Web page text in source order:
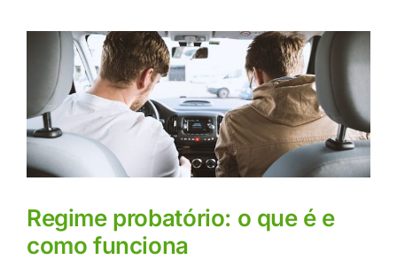
Regime probatório: o que é e
como funciona